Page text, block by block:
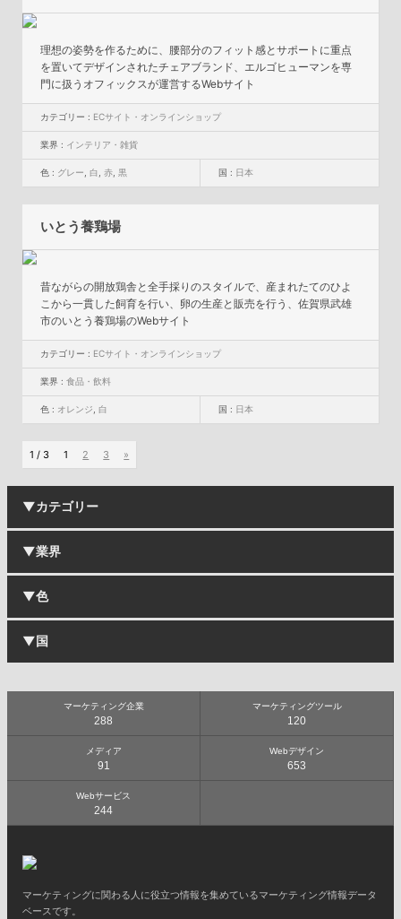
理想の姿勢を作るために、腰部分のフィット感とサポートに重点
を置いてデザインされたチェアブランド、エルゴヒューマンを専
門に扱うオフィックスが運営するWebサイト
カテゴリー : ECサイト・オンラインショップ
業界 : インテリア・雑貨
色 : グレー ,白 ,赤 ,黒 国 : 日本
いとう養鶏場
昔ながらの開放鶏舎と全手採りのスタイルで、産まれたてのひよ
こから一貫した飼育を行い、卵の生産と販売を行う、佐賀県武雄
市のいとう養鶏場のWebサイト
カテゴリー : ECサイト・オンラインショップ
業界 :食品・飲料
色 : オレンジ ,白 国 : 日本
1 / 3 1 2 3 »
▼カテゴリー
企業・コーポレートサイト
ブランドサイト
ECサイト・オンラインショップ
施設・店舗サイト
サービスサイト
ポータルサイト
メディアサイト・Webマガジン
ポートフォリオサイト
▼業界
IT・ソフトウェア・通信
食品・飲料
メーカー
建築・住宅・不動産
美容・化粧品
エンターテイメント・レジャー
飲食店
音楽
繊維・化学・薬品
▼色
白
黄
▼国
マーケティング企業
288
マーケティングツール
120
メディア
91
Webデザイン
653
Webサービス
244
マーケティングに関わる人に役立つ情報を集めているマーケティング情報データ
ベースです。